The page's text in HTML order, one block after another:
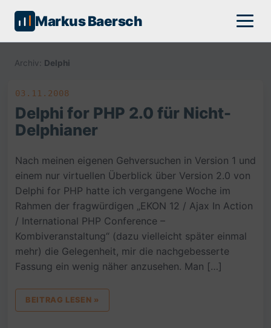
Markus Baersch
Archiv: Delphi
03.11.2008
Delphi for PHP 2.0 für Nicht-
Delphianer
Nach meinen eigenen Gehversuchen in Version 1 und
einem nur virtuellen Überblick über Version 2.0 von
Delphi for PHP hatte ich vergangene Woche im
Rahmen der fragwürdigen „EKON 12 / Ajax In Action
/ International PHP Conference –
Kombiveranstaltung“ (dazu vielleicht später einmal
mehr) die Gelegenheit, mir die nachgebesserte
Fassung ein wenig näher anzusehen. Man […]
BEITRAG LESEN »